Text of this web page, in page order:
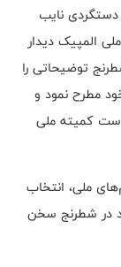
نایب
المپیک دیدار
توضیحاتی را
مطرح نمود و
کمیته ملی
ملی، انتخاب
در شطرنج سخن